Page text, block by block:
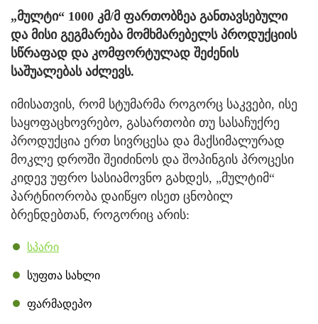
„მულტი“ 1000 კმ/მ ფართობზეა განთავსებული
და მისი გეგმარება მომხმარებელს პროდუქციის
სწრაფად და კომფორტულად შეძენის
საშუალებას აძლევს.
იმისათვის, რომ სტუმარმა როგორც საკვები, ისე
საყოფაცხოვრებო, გასართობი თუ სასაჩუქრე
პროდუქცია ერთ სივრცესა და მაქსიმალურად
მოკლე დროში შეიძინოს და შოპინგის პროცესი
კიდევ უფრო სასიამოვნო გახდეს, „მულტიმ“
პარტნიორობა დაიწყო ისეთ ცნობილ
ბრენდებთან, როგორიც არის:
სპარი
სუფთა სახლი
ფარმადეპო